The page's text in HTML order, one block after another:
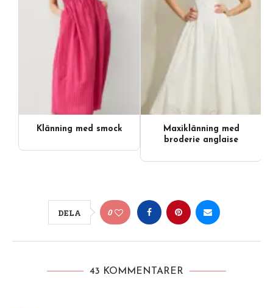
Klänning med smock
Maxiklänning med
broderie anglaise
DELA 0
43 KOMMENTARER